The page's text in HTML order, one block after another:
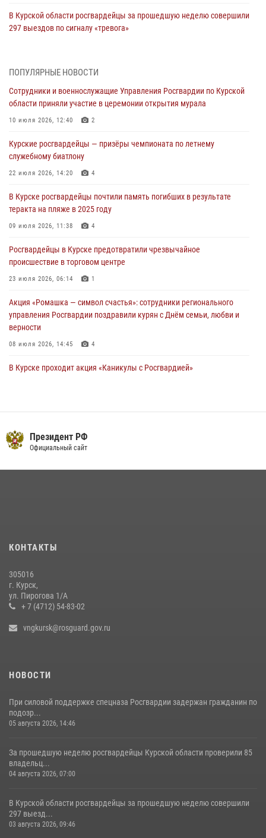
В Курской области росгвардейцы за прошедшую неделю совершили
297 выездов по сигналу «тревога»
За прошедшую неделю росгвардейцы Курской области проверили
30 июля 2026, 07:00
Курские росгвардейцы приняли участие в благодарственном
28 июля 2026, 13:17
Росгвардейцы в Курске почтили память детей-жертв войны в
27 июля 2026, 16:11
В Курской области росгвардейцы за прошедшую неделю совершили
27 июля 2026, 09:24
ПОПУЛЯРНЫЕ НОВОСТИ
Сотрудники и военнослужащие Управления Росгвардии по Курской
области приняли участие в церемонии открытия мурала
10 июля 2026, 12:40 2
Курские росгвардейцы — призёры чемпионата по летнему
служебному биатлону
22 июля 2026, 14:20 4
В Курске росгвардейцы почтили память погибших в результате
теракта на пляже в 2025 году
09 июля 2026, 11:38 4
Росгвардейцы в Курске предотвратили чрезвычайное
происшествие в торговом центре
23 июля 2026, 06:14 1
Акция «Ромашка — символ счастья»: сотрудники регионального
управления Росгвардии поздравили курян с Днём семьи, любви и
верности
08 июля 2026, 14:45 4
В Курске проходит акция «Каникулы с Росгвардией»
13 июля 2026, 11:37
20 июля 2026, 08:00
молебне в День Крещения Руси
28 июля 2026, 13:17
Президент РФ
Официальный сайт
КОНТАКТЫ
305016
г. Курск,
ул. Пирогова 1/А
+ 7 (4712) 54-83-02
vngkursk@rosguard.gov.ru
НОВОСТИ
При силовой поддержке спецназа Росгвардии задержан гражданин по
подозр...
05 августа 2026, 14:46
За прошедшую неделю росгвардейцы Курской области проверили 85
владельц...
04 августа 2026, 07:00
В Курской области росгвардейцы за прошедшую неделю совершили
297 выезд...
03 августа 2026, 09:46